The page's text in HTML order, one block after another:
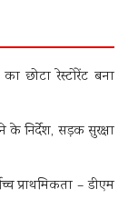
छोटा रेस्टोरेंट बना
के निर्देश, सड़क सुरक्षा
प्राथमिकता – डीएम